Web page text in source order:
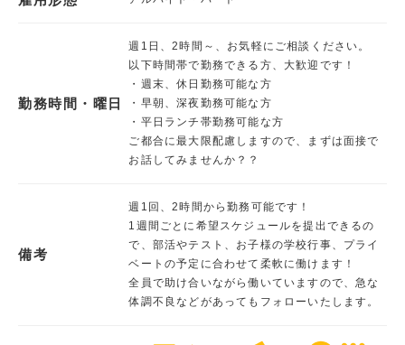
勤務時間・曜日
週1日、2時間～、お気軽にご相談ください。
以下時間帯で勤務できる方、大歓迎です！
・週末、休日勤務可能な方
・早朝、深夜勤務可能な方
・平日ランチ帯勤務可能な方
ご都合に最大限配慮しますので、まずは面接で
お話してみませんか？？
備考
週1回、2時間から勤務可能です！
1週間ごとに希望スケジュールを提出できるの
で、部活やテスト、お子様の学校行事、プライ
ベートの予定に合わせて柔軟に働けます！
全員で助け合いながら働いていますので、急な
体調不良などがあってもフォローいたします。